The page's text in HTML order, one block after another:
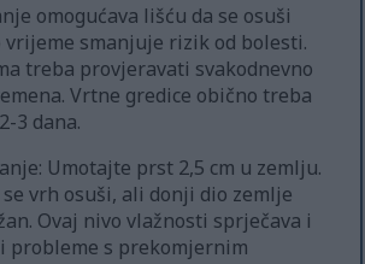
omogućava lišću da se osuši
vrijeme smanjuje rizik od bolesti.
treba provjeravati svakodnevno
Vrtne gredice obično treba
3 dana.
Umotajte prst 2,5 cm u zemlju.
vrh osuši, ali donji dio zemlje
Ovaj nivo vlažnosti sprječava i
probleme s prekomjernim